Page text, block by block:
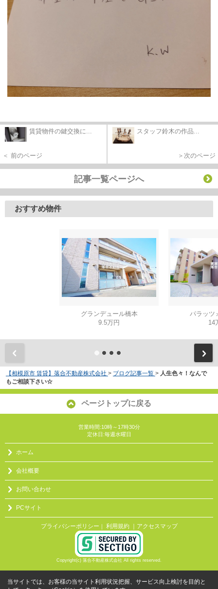
賃貸物件の鍵交換に...
＜ 前のページ
スタッフ鈴木の作品...
＞次のページ
記事一覧ページへ
おすすめ物件
グランデュール橋本
9.5万円
パラッ
14
【相模原市 賃貸】落合不動産株式会社 > ブログ記事一覧 > 人生色々！なんで
もご相談下さい☆
ページトップに戻る
営業時間:10時～17時30分
定休日:毎週水曜日
ホーム
会社概要
お問い合わせ
PCサイト
プライバシーポリシー ｜ 利用規約 ｜アクセスマップ
Copyright(c) 落合不動産株式会社 All rights reserved.
当サイトでは、お客様の当サイト利用状況把握、サービス向上検討を目的と